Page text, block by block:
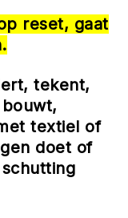
reset, gaat
tekent,
textiel of
doet of